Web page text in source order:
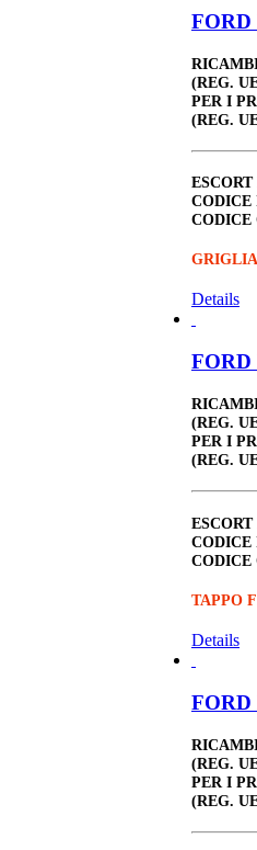
FORD
(REG.
PER I
(REG.
CODICE
CODICE
Details
FORD
(REG.
PER I
(REG.
CODICE
CODICE
TAPPO
Details
FORD
(REG.
PER I
(REG.